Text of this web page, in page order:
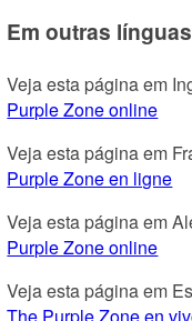
Em outras línguas
Veja esta página em
Purple Zone online
Veja esta página em
Purple Zone en ligne
Veja esta página em
Purple Zone online
Veja esta página em
The Purple Zone en